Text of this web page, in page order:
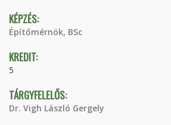
KÉPZÉS:
Építőmérnök, BSc
KREDIT:
5
TÁRGYFELELŐS:
Dr. Vigh László Gergely